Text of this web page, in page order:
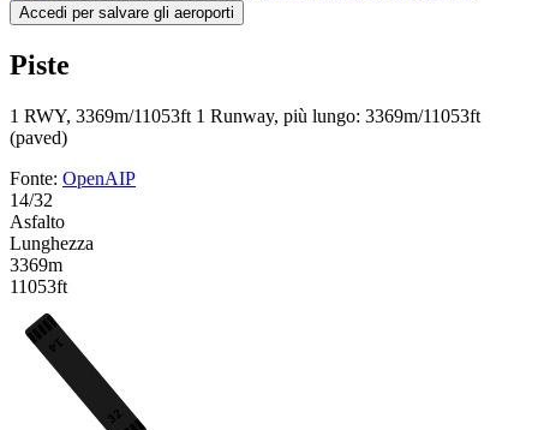
Accedi per salvare gli aeroporti
Piste
1 RWY, 3369m/11053ft 1 Runway, più lungo: 3369m/11053ft
(paved)
Fonte: OpenAIP
14/32
Asfalto
Lunghezza
3369m
11053ft
32
14